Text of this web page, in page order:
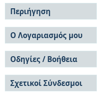
Περιήγηση
Σε όλο το DSpace
Κοινότητες & Συλλογές
Ανά Ημερομηνία
Έκδοσης
Συγγραφείς
Τίτλοι
Θέματα
Ο Λογαριασμός μου
Σύνδεση
Εγγραφή
Οδηγίες / Βοήθεια
Οδηγίες Υποβολής
Οδηγίες Χρήσης ΙΑ
Συχνές Ερωτήσεις
Σχετικοί Σύνδεσμοι